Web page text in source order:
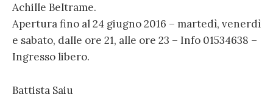
Achille Beltrame.
Apertura fino al 24 giugno 2016 – martedì, venerdì
e sabato, dalle ore 21, alle ore 23 – Info 01534638 –
Ingresso libero.
Battista Saiu